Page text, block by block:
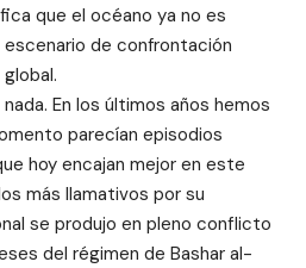
que el océano ya no es
de confrontación
En los últimos años hemos
parecían episodios
hoy encajan mejor en este
más llamativos por su
se produjo en pleno conflicto
del régimen de Bashar al-